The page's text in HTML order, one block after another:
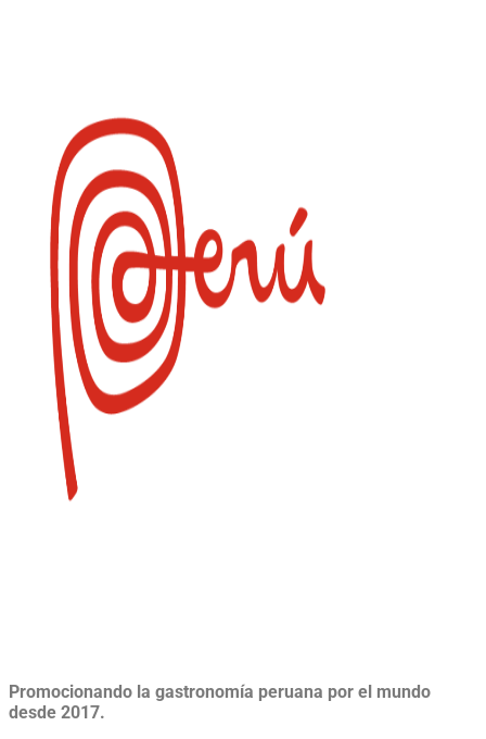
Promocionando la gastronomía peruana por el mundo
desde 2017.